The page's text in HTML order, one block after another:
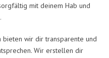
mit deinem Hab und
bieten wir dir transparente und
Wir erstellen dir